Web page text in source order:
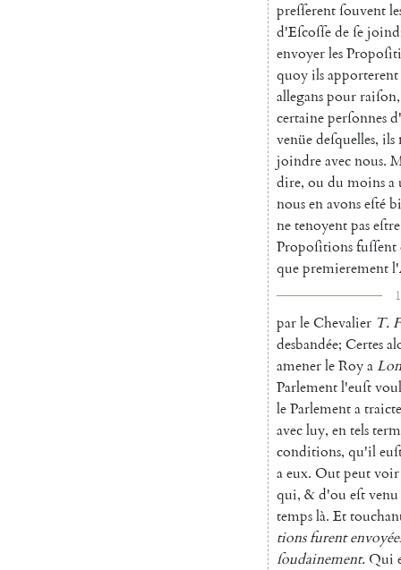
preſſerentſouvent
d'Eſcoſſedeſe
envoyerles
quoyilsapporterent
alleganspourraiſon,
certaineperſonnes
venüedeſquelles, ils
joindreavecnous.
dire, ou du moinsa
nousenavonseſté
netenoyentpaseſtre
Propoſitionsfuſſent
quepremierement
parleChevalier T.
desbandée; Certes
amenerleRoya
Parlementl'euſt
leParlementa
avecluy, entels
conditions, qu'il
aeux. Outpeutvoir
qui, &d'ou eſtvenu
tempslà. Et
tionsfurent
ſoudainement.Qui